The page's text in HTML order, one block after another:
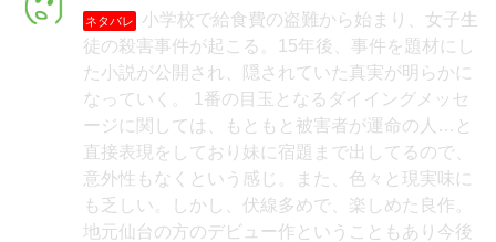
ネタバレ
小学校で給食費の盗難から始まり、女子生
徒の殺害事件が起こる。15年後、事件を題材にし
た小説が公開され、隠されていた真実が明らかに
なっていく。 1番の目玉となるダイイングメッセ
ージに関しては、もともと被害者が運命の人…と
直接表現をしており妹に宿題まで出してるので、
意外性もなくという感じ。また、色々と現実味に
も乏しい。しかし、伏線多めで、楽しめた良作。
地元仙台の方のデビュー作ということもあり今後